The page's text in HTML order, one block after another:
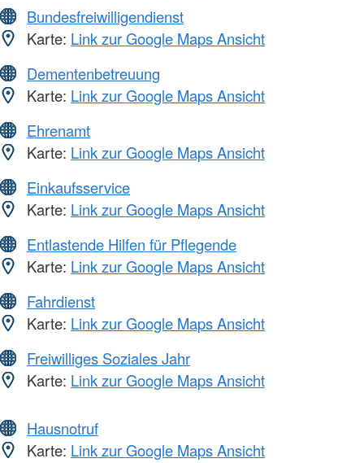
Bundesfreiwilligendienst
Karte: Link zur Google Maps Ansicht
Dementenbetreuung
Karte: Link zur Google Maps Ansicht
Ehrenamt
Karte: Link zur Google Maps Ansicht
Einkaufsservice
Karte: Link zur Google Maps Ansicht
Entlastende Hilfen für Pflegende
Karte: Link zur Google Maps Ansicht
Fahrdienst
Karte: Link zur Google Maps Ansicht
Freiwilliges Soziales Jahr
Karte: Link zur Google Maps Ansicht
Hausnotruf
Karte: Link zur Google Maps Ansicht